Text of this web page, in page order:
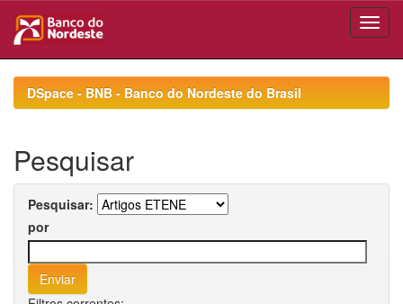
navigationDSpace - BNB - Banco do Nordeste do Brasil
Pesquisar
Pesquisar:
por